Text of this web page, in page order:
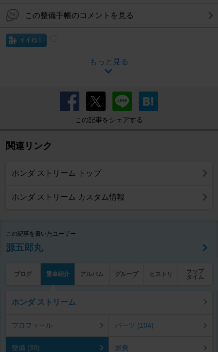
この整備手帳のコメントを見る
イイね！
もっと見る
この記事をシェアする
関連リンク
ホンダ ストリーム トップ
ホンダ ストリーム カスタム情報
この記事を書いたユーザー
源五郎丸
ブログ 愛車紹介 アルバム グループ ヒストリ
ラップ
タイム
ホンダ ストリーム
プロフィール パーツ (104)
整備 (30) 燃費